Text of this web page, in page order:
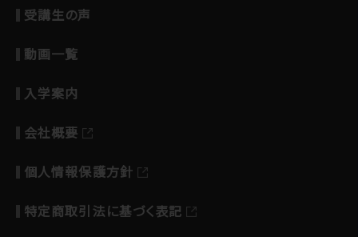
受講生の声
動画一覧
入学案内
会社概要
個人情報保護方針
特定商取引法に基づく表記